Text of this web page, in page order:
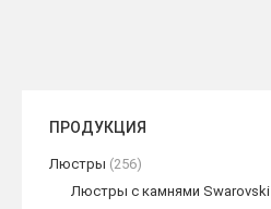
ПРОДУКЦИЯ
Люстры (256)
Люстры с камнями Swarovski